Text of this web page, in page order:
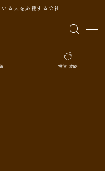
る人を応援する会社
投資 攻略